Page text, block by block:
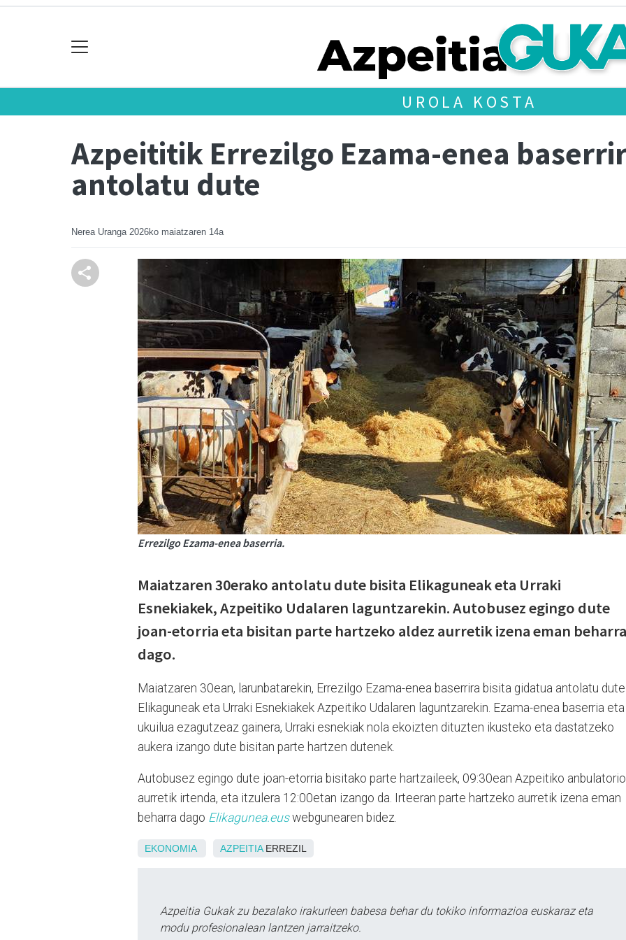
UROLA KOSTA
Azpeititik Errezilgo Ezama-enea
antolatu dute
Nerea Uranga 2026ko maiatzaren 14a
Errezilgo Ezama-enea baserria.
Maiatzaren 30erako antolatu dute bisita Elikaguneak eta Urraki
Esnekiakek, Azpeitiko Udalaren laguntzarekin. Autobusez egingo dute
joan-etorria eta bisitan parte hartzeko aldez aurretik izena eman beharra
dago.
Maiatzaren 30ean, larunbatarekin, Errezilgo Ezama-enea baserrira bisita gidatua antolatu dute
Elikaguneak eta Urraki Esnekiakek Azpeitiko Udalaren laguntzarekin. Ezama-enea baserria eta
ukuilua ezagutzeaz gainera, Urraki esnekiak nola ekoizten dituzten ikusteko eta dastatzeko
aukera izango dute bisitan parte hartzen dutenek.
Autobusez egingo dute joan-etorria bisitako parte hartzaileek, 09:30ean Azpeitiko anbulatorio
aurretik irtenda, eta itzulera 12:00etan izango da. Irteeran parte hartzeko aurretik izena eman
beharra dago Elikagunea.euswebgunearen bidez.
EKONOMIA AZPEITIAERREZIL
Azpeitia Gukak zu bezalako irakurleen babesa behar du tokiko informazioa euskaraz eta
modu profesionalean lantzen jarraitzeko.